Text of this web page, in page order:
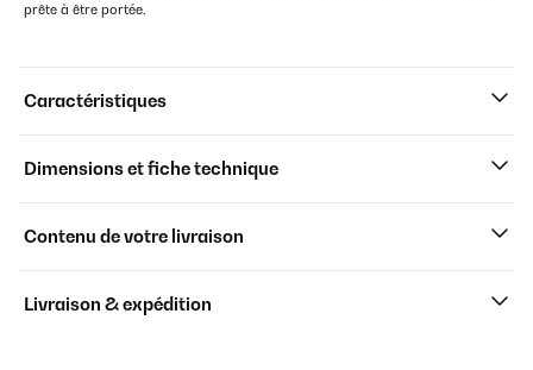
prête à être portée.
Caractéristiques
Dimensions et fiche technique
Contenu de votre livraison
Livraison & expédition